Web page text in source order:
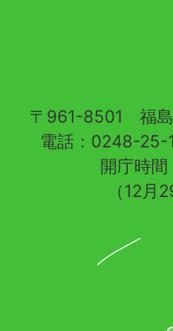
〒961-8501 福島
電話：0248-25-
開庁時
（12